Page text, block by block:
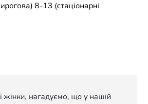
8-13 (стаціонарні
жінки, нагадуємо, що у нашій